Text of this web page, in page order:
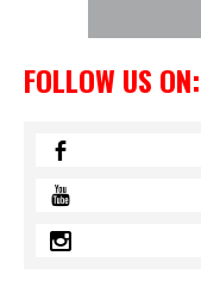
FOLLOW US ON: